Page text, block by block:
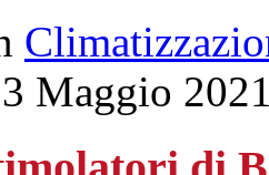
Maggio